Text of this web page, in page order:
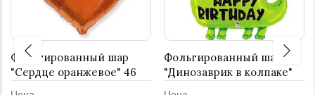
Фольгированный шар
"Сердце оранжевое" 46
Фольгированный шар
"Динозаврик в колпаке"